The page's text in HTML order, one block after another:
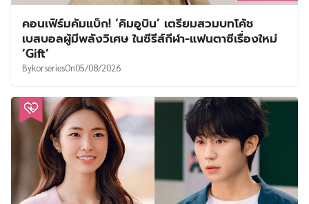
คอนเฟิร์มคัมแบ็ก! ‘คิมอูบิน’ เตรียมสวมบทโค้ช
เบสบอลผู้มีพลังวิเศษ ในซีรีส์กีฬา-แฟนตาซีเรื่องใหม่
‘Gift’
BykorseriesOn05/08/2026